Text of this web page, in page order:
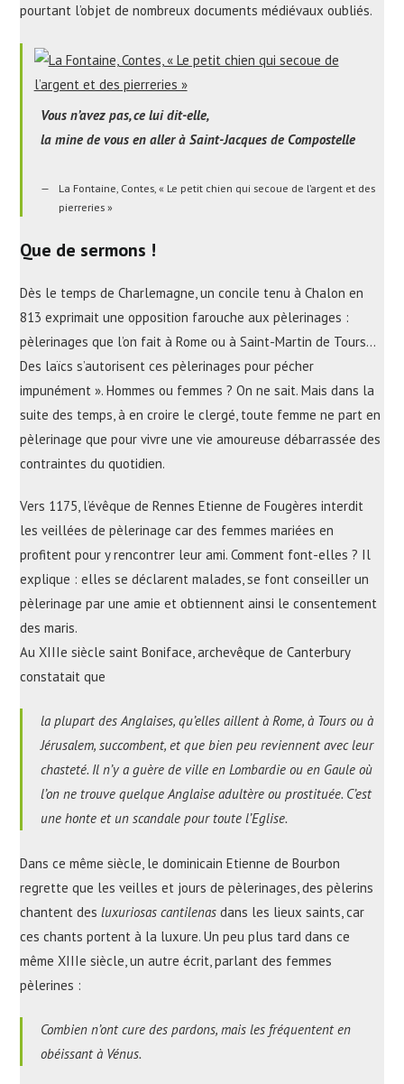
pourtant l’objet de nombreux documents médiévaux oubliés.
Vous n’avez pas, ce lui dit-elle,
la mine de vous en aller à Saint-Jacques de Compostelle
La Fontaine, Contes, « Le petit chien qui secoue de l’argent et des
pierreries »
Que de sermons !
Dès le temps de Charlemagne, un concile tenu à Chalon en
813 exprimait une opposition farouche aux pèlerinages :
pèlerinages que l’on fait à Rome ou à Saint-Martin de Tours…
Des laïcs s’autorisent ces pèlerinages pour pécher
impunément ». Hommes ou femmes ? On ne sait. Mais dans la
suite des temps, à en croire le clergé, toute femme ne part en
pèlerinage que pour vivre une vie amoureuse débarrassée des
contraintes du quotidien.
Vers 1175, l’évêque de Rennes Etienne de Fougères interdit
les veillées de pèlerinage car des femmes mariées en
profitent pour y rencontrer leur ami. Comment font-elles ? Il
explique : elles se déclarent malades, se font conseiller un
pèlerinage par une amie et obtiennent ainsi le consentement
des maris.
Au XIIIe siècle saint Boniface, archevêque de Canterbury
constatait que
la plupart des Anglaises, qu’elles aillent à Rome, à Tours ou à
Jérusalem, succombent, et que bien peu reviennent avec leur
chasteté. Il n’y a guère de ville en Lombardie ou en Gaule où
l’on ne trouve quelque Anglaise adultère ou prostituée. C’est
une honte et un scandale pour toute l’Eglise.
Dans ce même siècle, le dominicain Etienne de Bourbon
regrette que les veilles et jours de pèlerinages, des pèlerins
chantent desluxuriosas cantilenas dans les lieux saints, car
ces chants portent à la luxure. Un peu plus tard dans ce
même XIIIe siècle, un autre écrit, parlant des femmes
pèlerines :
Combien n’ont cure des pardons, mais les fréquentent en
obéissant à Vénus.